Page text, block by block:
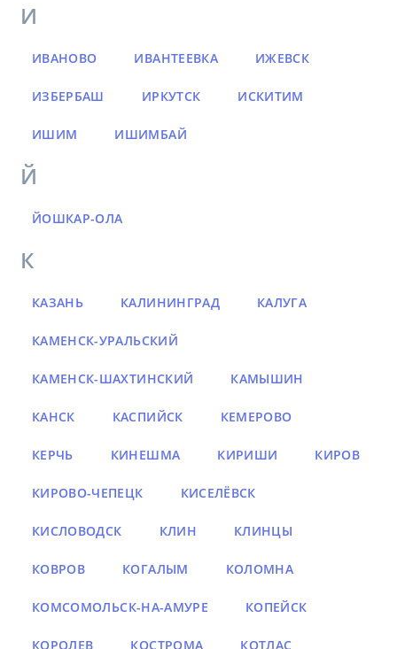
И
ИВАНОВО ИВАНТЕЕВКА ИЖЕВСК
ИЗБЕРБАШ ИРКУТСК ИСКИТИМ
ИШИМ ИШИМБАЙ
Й
ЙОШКАР-ОЛА
К
КАЗАНЬ КАЛИНИНГРАД КАЛУГА
КАМЕНСК-УРАЛЬСКИЙ
КАМЕНСК-ШАХТИНСКИЙ КАМЫШИН
КАНСК КАСПИЙСК КЕМЕРОВО
КЕРЧЬ КИНЕШМА КИРИШИ КИРОВ
КИРОВО-ЧЕПЕЦК КИСЕЛЁВСК
КИСЛОВОДСК КЛИН КЛИНЦЫ
КОВРОВ КОГАЛЫМ КОЛОМНА
КОМСОМОЛЬСК-НА-АМУРЕ КОПЕЙСК
КОРОЛЕВ КОСТРОМА КОТЛАС